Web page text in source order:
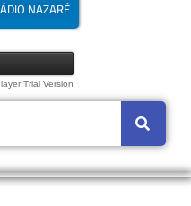
NAZARÉ
Trial Version